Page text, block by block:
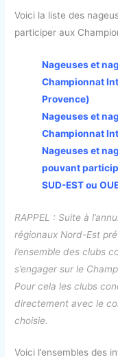
Voici la liste des
participer aux
Nageuses et
Championnat
Provence)
Nageuses et
Championnat
Nageuses et
pouvant
SUD-EST ou
RAPPEL : Suite à
régionaux Nord-Est
l’ensemble des clubs
s’engager sur le
Pour cela les clubs
directement avec le
choisie.
Voici l’ensembles des